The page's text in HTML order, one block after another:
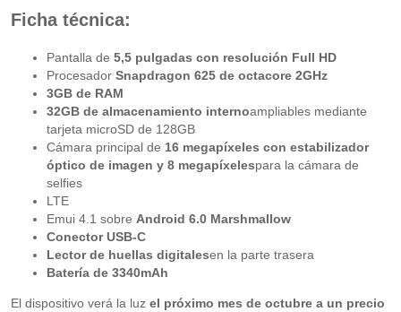
Ficha técnica:
Pantalla de 5,5 pulgadas con resolución Full HD
Procesador Snapdragon 625 de octacore 2GHz
3GB de RAM
32GB de almacenamiento internoampliables mediante
tarjeta microSD de 128GB
Cámara principal de 16 megapíxeles con estabilizador
óptico de imagen y 8 megapíxelespara la cámara de
selfies
LTE
Emui 4.1 sobre Android 6.0 Marshmallow
Conector USB-C
Lector de huellas digitalesen la parte trasera
Batería de 3340mAh
El dispositivo verá la luzel próximo mes de octubre a un precio